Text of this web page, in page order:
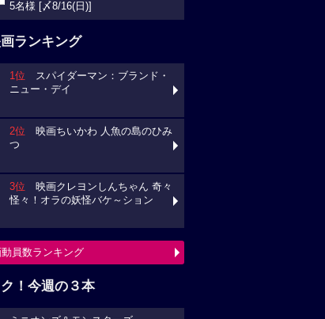
5名様 [〆8/16(日)]
ランキング
1位 スパイダーマン：ブランド・
ニュー・デイ
2位 映画ちいかわ 人魚の島のひみ
つ
3位 映画クレヨンしんちゃん 奇々
怪々！オラの妖怪バケ～ション
員数ランキング
！今週の３本